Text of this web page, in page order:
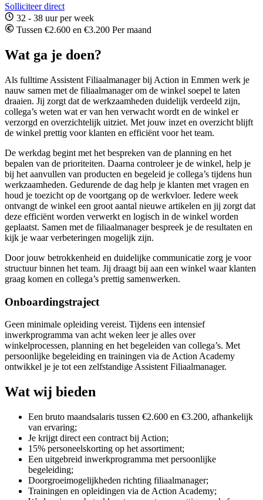
Solliciteer direct
32 - 38 uur per week
Tussen €2.600 en €3.200 Per maand
Wat ga je doen?
Als fulltime Assistent Filiaalmanager bij Action in Emmen werk je
nauw samen met de filiaalmanager om de winkel soepel te laten
draaien. Jij zorgt dat de werkzaamheden duidelijk verdeeld zijn,
collega’s weten wat er van hen verwacht wordt en de winkel er
verzorgd en overzichtelijk uitziet. Met jouw inzet en overzicht blijft
de winkel prettig voor klanten en efficiënt voor het team.
De werkdag begint met het bespreken van de planning en het
bepalen van de prioriteiten. Daarna controleer je de winkel, help je
bij het aanvullen van producten en begeleid je collega’s tijdens hun
werkzaamheden. Gedurende de dag help je klanten met vragen en
houd je toezicht op de voortgang op de werkvloer. Iedere week
ontvangt de winkel een groot aantal nieuwe artikelen en jij zorgt dat
deze efficiënt worden verwerkt en logisch in de winkel worden
geplaatst. Samen met de filiaalmanager bespreek je de resultaten en
kijk je waar verbeteringen mogelijk zijn.
Door jouw betrokkenheid en duidelijke communicatie zorg je voor
structuur binnen het team. Jij draagt bij aan een winkel waar klanten
graag komen en collega’s prettig samenwerken.
Onboardingstraject
Geen minimale opleiding vereist. Tijdens een intensief
inwerkprogramma van acht weken leer je alles over
winkelprocessen, planning en het begeleiden van collega’s. Met
persoonlijke begeleiding en trainingen via de Action Academy
ontwikkel je je tot een zelfstandige Assistent Filiaalmanager.
Wat wij bieden
Een bruto maandsalaris tussen €2.600 en €3.200, afhankelijk
van ervaring;
Je krijgt direct een contract bij Action;
15% personeelskorting op het assortiment;
Een uitgebreid inwerkprogramma met persoonlijke
begeleiding;
Doorgroeimogelijkheden richting filiaalmanager;
Trainingen en opleidingen via de Action Academy;